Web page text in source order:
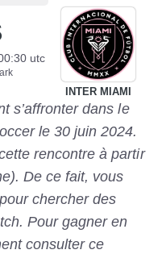
utc
INTER MIAMI
s’affronter dans le
le 30 juin 2024.
rencontreà partir
De ce fait, vous
chercher des
Pour gagner en
consulter ce